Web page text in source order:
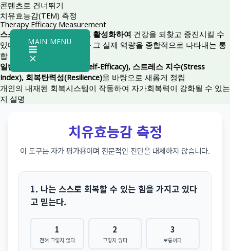
콘텐츠로 건너뛰기
MAIN MENU
치유효능감(TEM) 측정
Therapy Efficacy Measurement
스스로의 내재된 힘을 믿고 활성화하여 건강을 되찾고 증진시킬 수
있다는 능력에 대한 믿음과 그 실제 역량을 종합적으로 나타내는 통
합 지표
일반자기효능감(General Self-Efficacy), 스트레스 지수(Stress
Index), 회복탄력성(Resilience)을 바탕으로 새롭게 정립
개인의 내재된 회복시스템이 작동하여 자가회복력이 강화될 수 있는
지 설명
치유효능감 측정
이 도구는 자가 평가용이며 전문적인 진단을 대체하지 않습니다.
1. 나는 스스로 회복할 수 있는 힘을 가지고 있다
고 믿는다.
1
전혀 그렇지 않다
2
그렇지 않다
3
보통이다